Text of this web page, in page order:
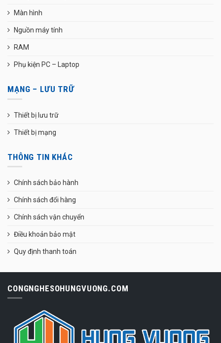
Màn hình
Nguồn máy tính
RAM
Phụ kiện PC – Laptop
MẠNG – LƯU TRỮ
Thiết bị lưu trữ
Thiết bị mạng
THÔNG TIN KHÁC
Chính sách bảo hành
Chính sách đổi hàng
Chính sách vận chuyển
Điều khoản bảo mật
Quy định thanh toán
CONGNGHESOHUNGVUONG.COM